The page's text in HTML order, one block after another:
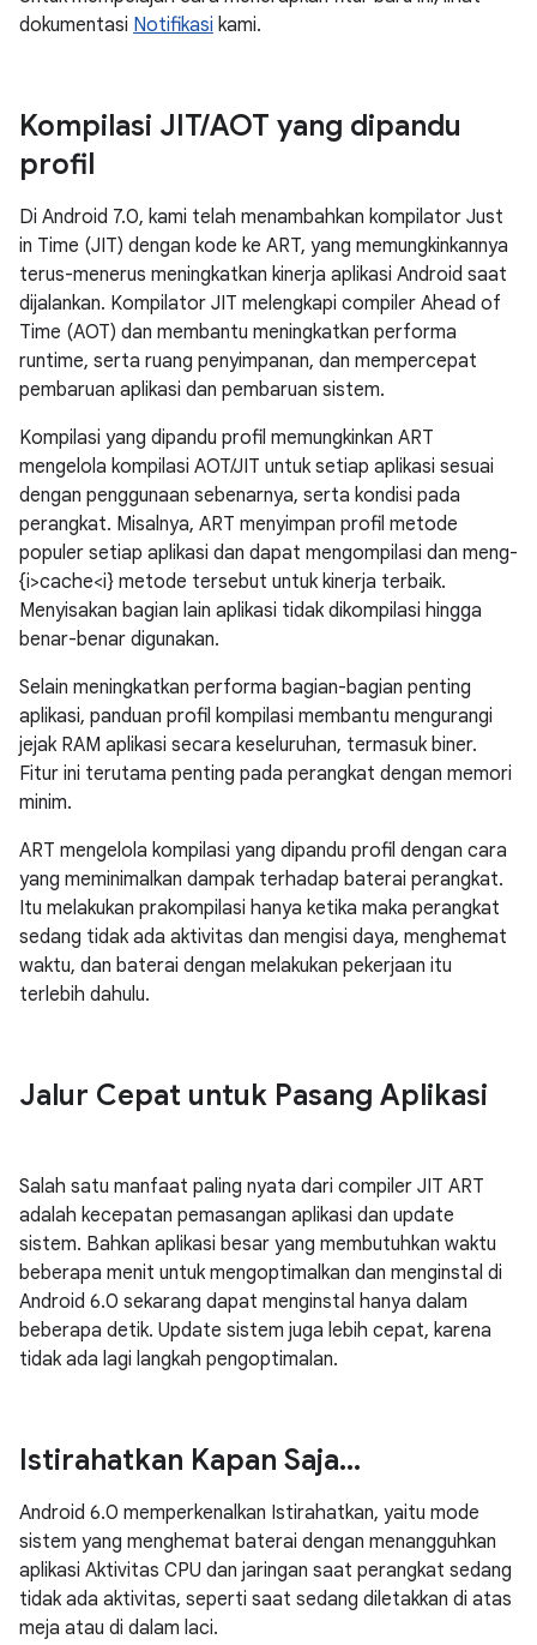
dokumentasi Notifikasi kami.
Kompilasi JIT/AOT yang dipandu
profil
Di Android 7.0, kami telah menambahkan kompilator Just
in Time (JIT) dengan kode ke ART, yang memungkinkannya
terus-menerus meningkatkan kinerja aplikasi Android saat
dijalankan. Kompilator JIT melengkapi compiler Ahead of
Time (AOT) dan membantu meningkatkan performa
runtime, serta ruang penyimpanan, dan mempercepat
pembaruan aplikasi dan pembaruan sistem.
Kompilasi yang dipandu profil memungkinkan ART
mengelola kompilasi AOT/JIT untuk setiap aplikasi sesuai
dengan penggunaan sebenarnya, serta kondisi pada
perangkat. Misalnya, ART menyimpan profil metode
populer setiap aplikasi dan dapat mengompilasi dan meng-
{i>cache<i} metode tersebut untuk kinerja terbaik.
Menyisakan bagian lain aplikasi tidak dikompilasi hingga
benar-benar digunakan.
Selain meningkatkan performa bagian-bagian penting
aplikasi, panduan profil kompilasi membantu mengurangi
jejak RAM aplikasi secara keseluruhan, termasuk biner.
Fitur ini terutama penting pada perangkat dengan memori
minim.
ART mengelola kompilasi yang dipandu profil dengan cara
yang meminimalkan dampak terhadap baterai perangkat.
Itu melakukan prakompilasi hanya ketika maka perangkat
sedang tidak ada aktivitas dan mengisi daya, menghemat
waktu, dan baterai dengan melakukan pekerjaan itu
terlebih dahulu.
Jalur Cepat untuk Pasang Aplikasi
Salah satu manfaat paling nyata dari compiler JIT ART
adalah kecepatan pemasangan aplikasi dan update
sistem. Bahkan aplikasi besar yang membutuhkan waktu
beberapa menit untuk mengoptimalkan dan menginstal di
Android 6.0 sekarang dapat menginstal hanya dalam
beberapa detik. Update sistem juga lebih cepat, karena
tidak ada lagi langkah pengoptimalan.
Istirahatkan Kapan Saja...
Android 6.0 memperkenalkan Istirahatkan, yaitu mode
sistem yang menghemat baterai dengan menangguhkan
aplikasi Aktivitas CPU dan jaringan saat perangkat sedang
tidak ada aktivitas, seperti saat sedang diletakkan di atas
meja atau di dalam laci.